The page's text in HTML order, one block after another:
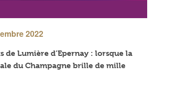
2022
de Lumière d’Epernay : lorsque la
du Champagne brille de mille